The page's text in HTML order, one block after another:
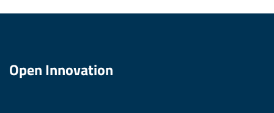
Open Innovation